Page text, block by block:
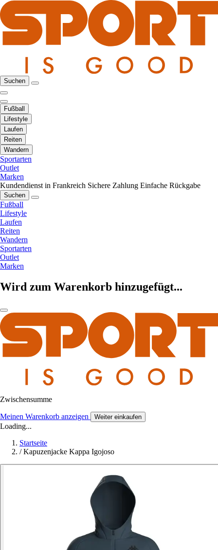
Suchen
Fußball
Lifestyle
Laufen
Reiten
Wandern
Sportarten
Outlet
Marken
Kundendienst in Frankreich Sichere Zahlung Einfache Rückgabe
Suchen
Fußball
Lifestyle
Laufen
Reiten
Wandern
Sportarten
Outlet
Marken
Wird zum Warenkorb hinzugefügt...
Zwischensumme
Meinen Warenkorb anzeigen Weiter einkaufen
Loading...
Startseite
/ Kapuzenjacke Kappa Igojoso